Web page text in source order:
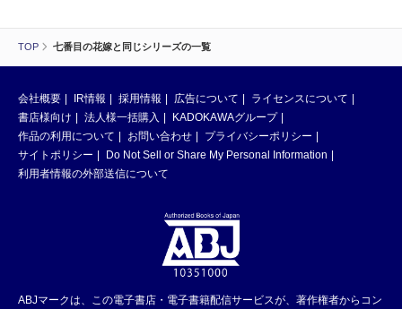
TOP 七番目の花嫁と同じシリーズの一覧
会社概要 IR情報 採用情報 広告について
ライセンスについて
書店様向け
法人様一括購入
KADOKAWAグループ
作品の利用について
お問い合わせ
プライバシーポリシー
サイトポリシー
Do Not Sell or Share My Personal Information
利用者情報の外部送信について
ABJマークは、この電子書店・電子書籍配信サービスが、著作権者からコン